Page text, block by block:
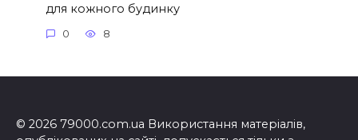
для кожного будинку
0 8
© 2026 79000.com.ua Використання матеріалів,